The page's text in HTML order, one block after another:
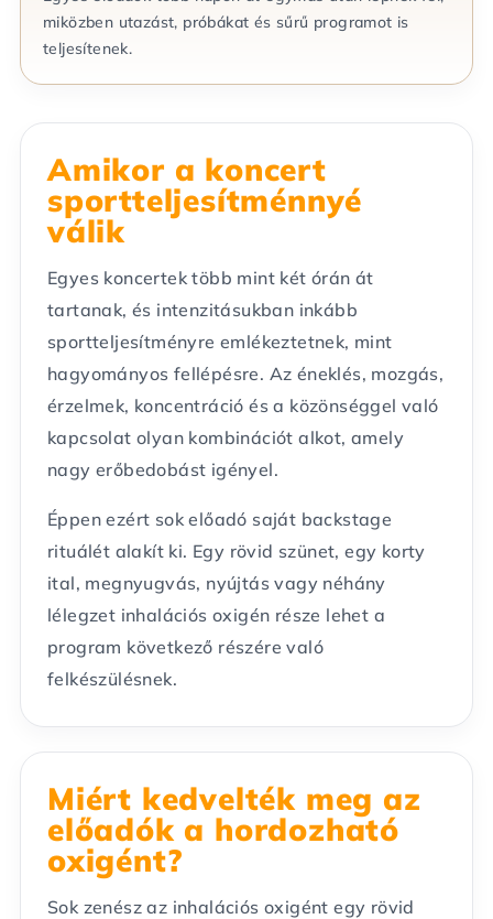
miközben utazást, próbákat és sűrű programot is
teljesítenek.
Amikor a koncert
sportteljesítménnyé
válik
Egyes koncertek több mint két órán át
tartanak, és intenzitásukban inkább
sportteljesítményre emlékeztetnek, mint
hagyományos fellépésre. Az éneklés, mozgás,
érzelmek, koncentráció és a közönséggel való
kapcsolat olyan kombinációt alkot, amely
nagy erőbedobást igényel.
Éppen ezért sok előadó saját backstage
rituálét alakít ki. Egy rövid szünet, egy korty
ital, megnyugvás, nyújtás vagy néhány
lélegzet inhalációs oxigén része lehet a
program következő részére való
felkészülésnek.
Miért kedvelték meg az
előadók a hordozható
oxigént?
Sok zenész az inhalációs oxigént egy rövid